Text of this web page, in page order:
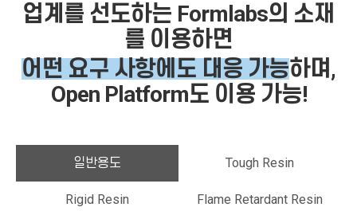
업계를 선도하는 Formlabs의 소재
를 이용하면
어떤 요구 사항에도 대응 가능하며,
Open Platform도 이용 가능!
일반용도 Tough Resin
Rigid Resin Flame Retardant Resin